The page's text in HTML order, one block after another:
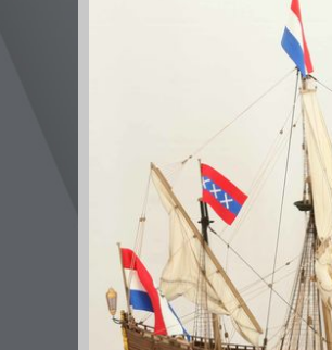
Entwicklungen im europäischen